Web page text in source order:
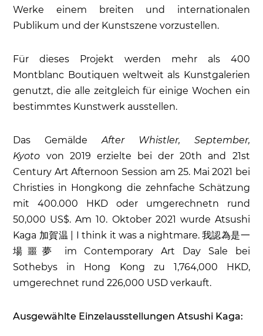
Werke einem breiten und internationalen
Publikum und der Kunstszene vorzustellen.
Für dieses Projekt werden mehr als 400
Montblanc Boutiquen weltweit als Kunstgalerien
genutzt, die alle zeitgleich für einige Wochen ein
bestimmtes Kunstwerk ausstellen.
Das GemäldeAfter Whistler, September,
Kyoto von 2019 erzielte bei der 20th and 21st
Century Art Afternoon Session am 25. Mai 2021 bei
Christies in Hongkong die zehnfache Schätzung
mit 400.000 HKD oder umgerechnetn rund
50,000 US$. Am 10. Oktober 2021 wurde Atsushi
Kaga 加賀温 | I think it was a nightmare. 我認為是一
場噩夢 im Contemporary Art Day Sale bei
Sothebys in Hong Kong zu 1,764,000 HKD,
umgerechnet rund 226,000 USD verkauft.
Ausgewählte Einzelausstellungen Atsushi Kaga: